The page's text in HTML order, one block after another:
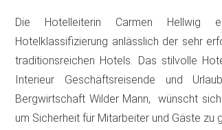
Die Hotelleiterin Carmen Hellwig
Hotelklassifizierung anlässlich der sehr
traditionsreichen Hotels. Das stilvolle
Interieur Geschäftsreisende und
Bergwirtschaft Wilder Mann, wünscht
um Sicherheit für Mitarbeiter und Gäste zu